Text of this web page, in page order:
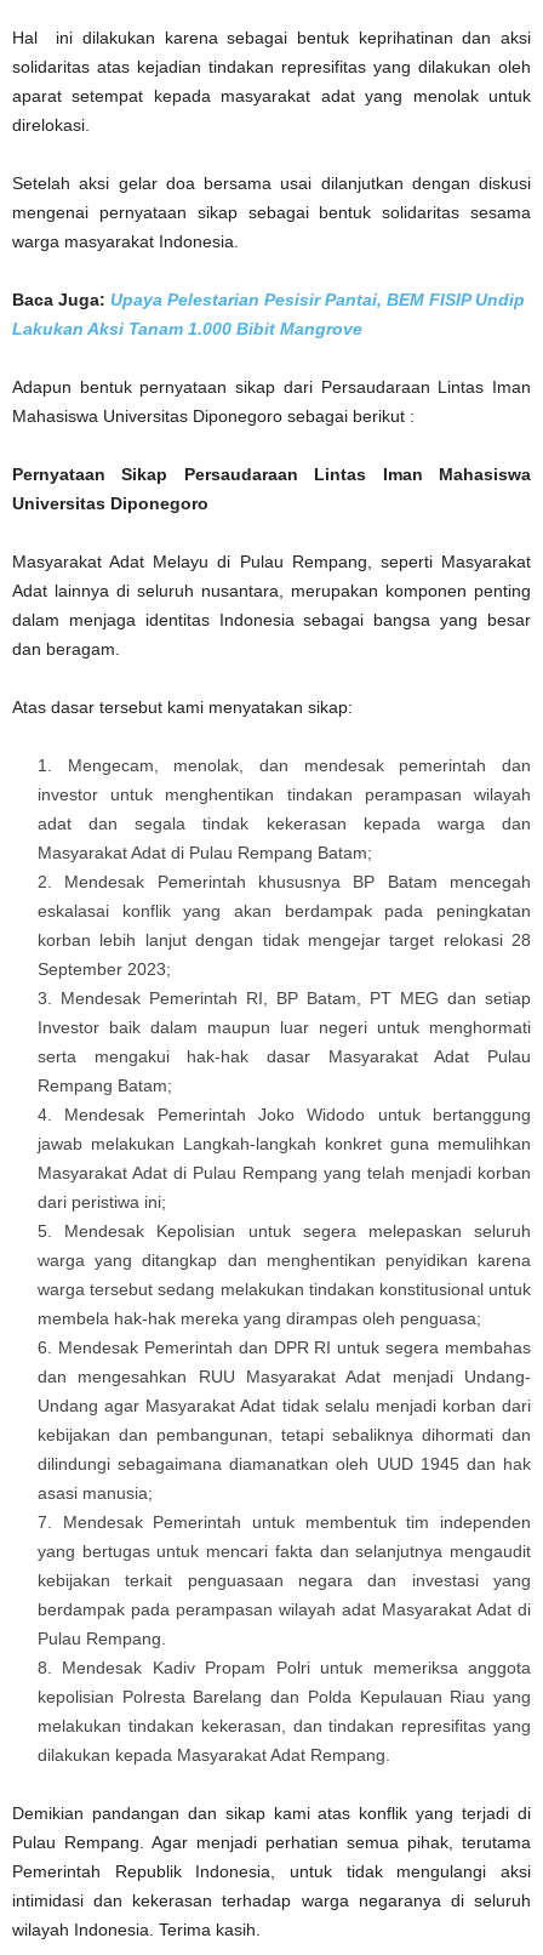
Hal ini dilakukan karena sebagai bentuk keprihatinan dan aksi
solidaritas atas kejadian tindakan represifitas yang dilakukan oleh
aparat setempat kepada masyarakat adat yang menolak untuk
direlokasi.
Setelah aksi gelar doa bersama usai dilanjutkan dengan diskusi
mengenai pernyataan sikap sebagai bentuk solidaritas sesama
warga masyarakat Indonesia.
Baca Juga: Upaya Pelestarian Pesisir Pantai, BEM FISIP Undip
Lakukan Aksi Tanam 1.000 Bibit Mangrove
Adapun bentuk pernyataan sikap dari Persaudaraan Lintas Iman
Mahasiswa Universitas Diponegoro sebagai berikut :
Pernyataan Sikap Persaudaraan Lintas Iman Mahasiswa
Universitas Diponegoro
Masyarakat Adat Melayu di Pulau Rempang, seperti Masyarakat
Adat lainnya di seluruh nusantara, merupakan komponen penting
dalam menjaga identitas Indonesia sebagai bangsa yang besar
dan beragam.
Atas dasar tersebut kami menyatakan sikap:
Mengecam, menolak, dan mendesak pemerintah dan
investor untuk menghentikan tindakan perampasan wilayah
adat dan segala tindak kekerasan kepada warga dan
Masyarakat Adat di Pulau Rempang Batam;
Mendesak Pemerintah khususnya BP Batam mencegah
eskalasai konflik yang akan berdampak pada peningkatan
korban lebih lanjut dengan tidak mengejar target relokasi 28
September 2023;
Mendesak Pemerintah RI, BP Batam, PT MEG dan setiap
Investor baik dalam maupun luar negeri untuk menghormati
serta mengakui hak-hak dasar Masyarakat Adat Pulau
Rempang Batam;
Mendesak Pemerintah Joko Widodo untuk bertanggung
jawab melakukan Langkah-langkah konkret guna memulihkan
Masyarakat Adat di Pulau Rempang yang telah menjadi korban
dari peristiwa ini;
Mendesak Kepolisian untuk segera melepaskan seluruh
warga yang ditangkap dan menghentikan penyidikan karena
warga tersebut sedang melakukan tindakan konstitusional untuk
membela hak-hak mereka yang dirampas oleh penguasa;
Mendesak Pemerintah dan DPR RI untuk segera membahas
dan mengesahkan RUU Masyarakat Adat menjadi Undang-
Undang agar Masyarakat Adat tidak selalu menjadi korban dari
kebijakan dan pembangunan, tetapi sebaliknya dihormati dan
dilindungi sebagaimana diamanatkan oleh UUD 1945 dan hak
asasi manusia;
Mendesak Pemerintah untuk membentuk tim independen
yang bertugas untuk mencari fakta dan selanjutnya mengaudit
kebijakan terkait penguasaan negara dan investasi yang
berdampak pada perampasan wilayah adat Masyarakat Adat di
Pulau Rempang.
Mendesak Kadiv Propam Polri untuk memeriksa anggota
kepolisian Polresta Barelang dan Polda Kepulauan Riau yang
melakukan tindakan kekerasan, dan tindakan represifitas yang
dilakukan kepada Masyarakat Adat Rempang.
Demikian pandangan dan sikap kami atas konflik yang terjadi di
Pulau Rempang. Agar menjadi perhatian semua pihak, terutama
Pemerintah Republik Indonesia, untuk tidak mengulangi aksi
intimidasi dan kekerasan terhadap warga negaranya di seluruh
wilayah Indonesia. Terima kasih.